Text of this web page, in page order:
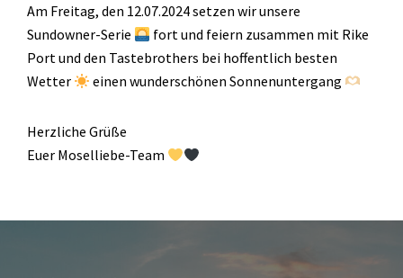
Am Freitag, den 12.07.2024 setzen wir unsere
Sundowner-Serie
fort und feiern zusammen mit Rike
Port und den Tastebrothers bei hoffentlich besten
Wetter
einen wunderschönen Sonnenuntergang
Herzliche Grüße
Euer Moselliebe-Team